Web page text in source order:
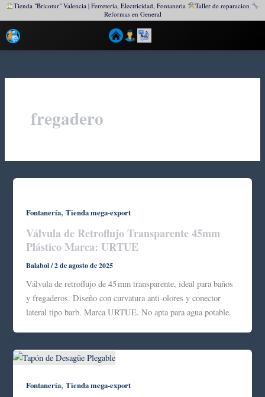
Tienda "Bricotur" Valencia | Ferreteria, Electricidad, Fontaneria
Taller de reparacion
Reformas en General
Ir
contenido
fregadero
Fontanería,Tienda mega-export
Válvula de Retroflujo Transparente 45mm
Plástico Marca: URTUE
Balabol/2 de agosto de 2025
Válvula de retroflujo de 45 mm transparente, ideal para baños
y fregaderos. Diseño con curvatura anti-olores y conector
lateral tipo barb. Marca URTUE. No apta para agua potable.
Fontanería,Tienda mega-export